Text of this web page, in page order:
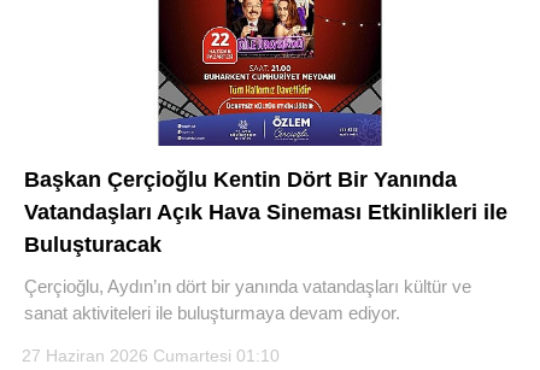
Başkan Çerçioğlu Kentin Dört Bir Yanında
Vatandaşları Açık Hava Sineması Etkinlikleri ile
Buluşturacak
Çerçioğlu, Aydın’ın dört bir yanında vatandaşları kültür ve
sanat aktiviteleri ile buluşturmaya devam ediyor.
27 Haziran 2026 Cumartesi 01:10